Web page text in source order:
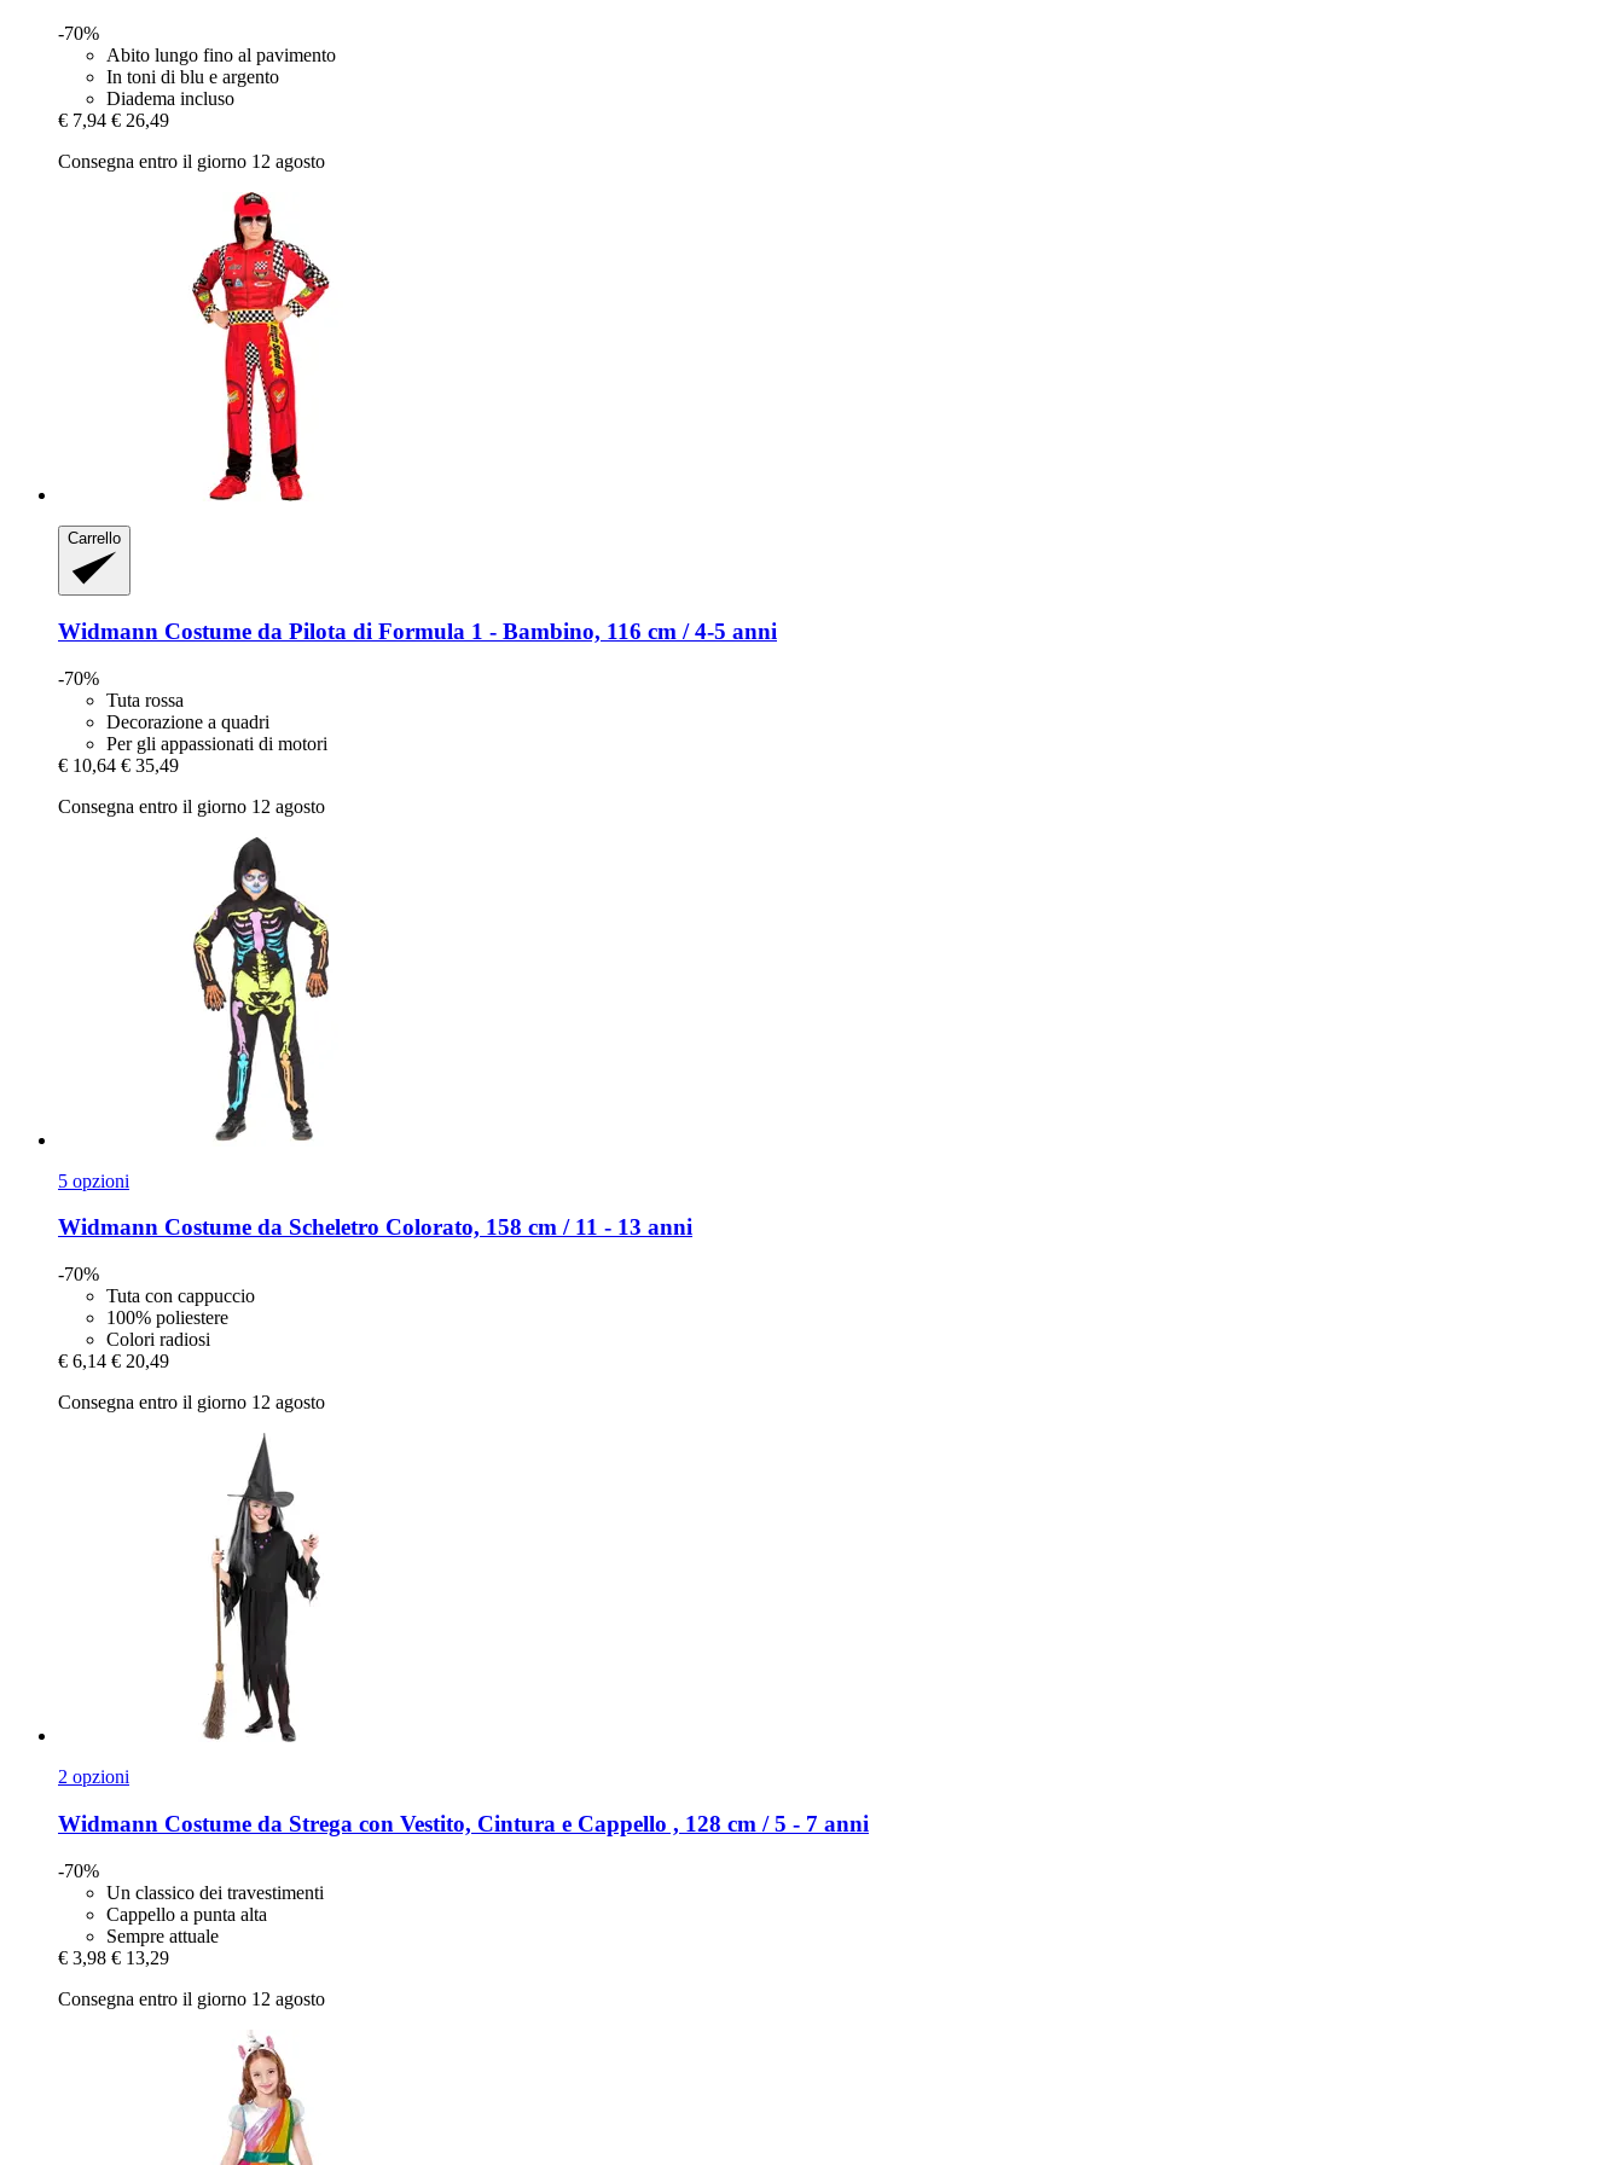
-70%
Abito lungo fino al pavimento
In toni di blu e argento
Diadema incluso
€ 7,94 € 26,49
Consegna entro il giorno 12 agosto
Carrello
Widmann Costume da Pilota di Formula 1 -​ Bambino, 116 cm / 4-​5 anni
-70%
Tuta rossa
Decorazione a quadri
Per gli appassionati di motori
€ 10,64 € 35,49
Consegna entro il giorno 12 agosto
5 opzioni
Widmann Costume da Scheletro Colorato, 158 cm / 11 -​ 13 anni
-70%
Tuta con cappuccio
100% poliestere
Colori radiosi
€ 6,14 € 20,49
Consegna entro il giorno 12 agosto
2 opzioni
Widmann Costume da Strega con Vestito, Cintura e Cappello , 128 cm / 5 -​ 7 anni
-70%
Un classico dei travestimenti
Cappello a punta alta
Sempre attuale
€ 3,98 € 13,29
Consegna entro il giorno 12 agosto